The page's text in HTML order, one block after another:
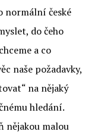
normální české
do čeho
a co
naše požadavky,
na nějaký
hledání.
nějakou malou